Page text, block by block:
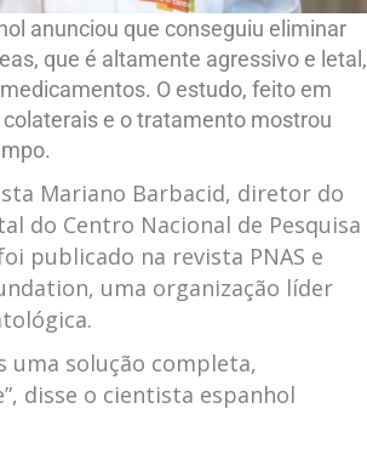
anunciou que conseguiu eliminar
que é altamente agressivo e letal,
O estudo, feito em
e o tratamento mostrou
Mariano Barbacid, diretor do
do Centro Nacional de Pesquisa
publicado na revista PNAS e
uma organização líder
uma solução completa,
disse o cientista espanhol